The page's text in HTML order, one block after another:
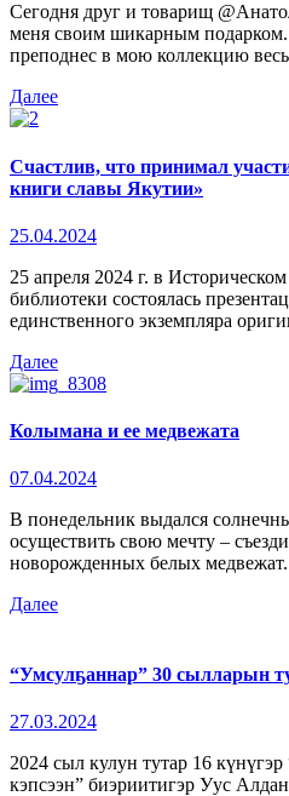
Сегодня друг и товарищ
меня своим шикарным подарком.
преподнес в мою коллекцию
Далее
Счастлив, что принимал
книги славы Якутии»
25.04.2024
25 апреля 2024 г. в
библиотеки состоялась
единственного экземпляра
Далее
Колымана и ее медвежата
07.04.2024
В понедельник выдался
осуществить свою мечту –
новорожденных белых
Далее
“Умсулҕаннар” 30 сылларын
27.03.2024
2024 сыл кулун тутар 16
кэпсээн” биэриитигэр Уус